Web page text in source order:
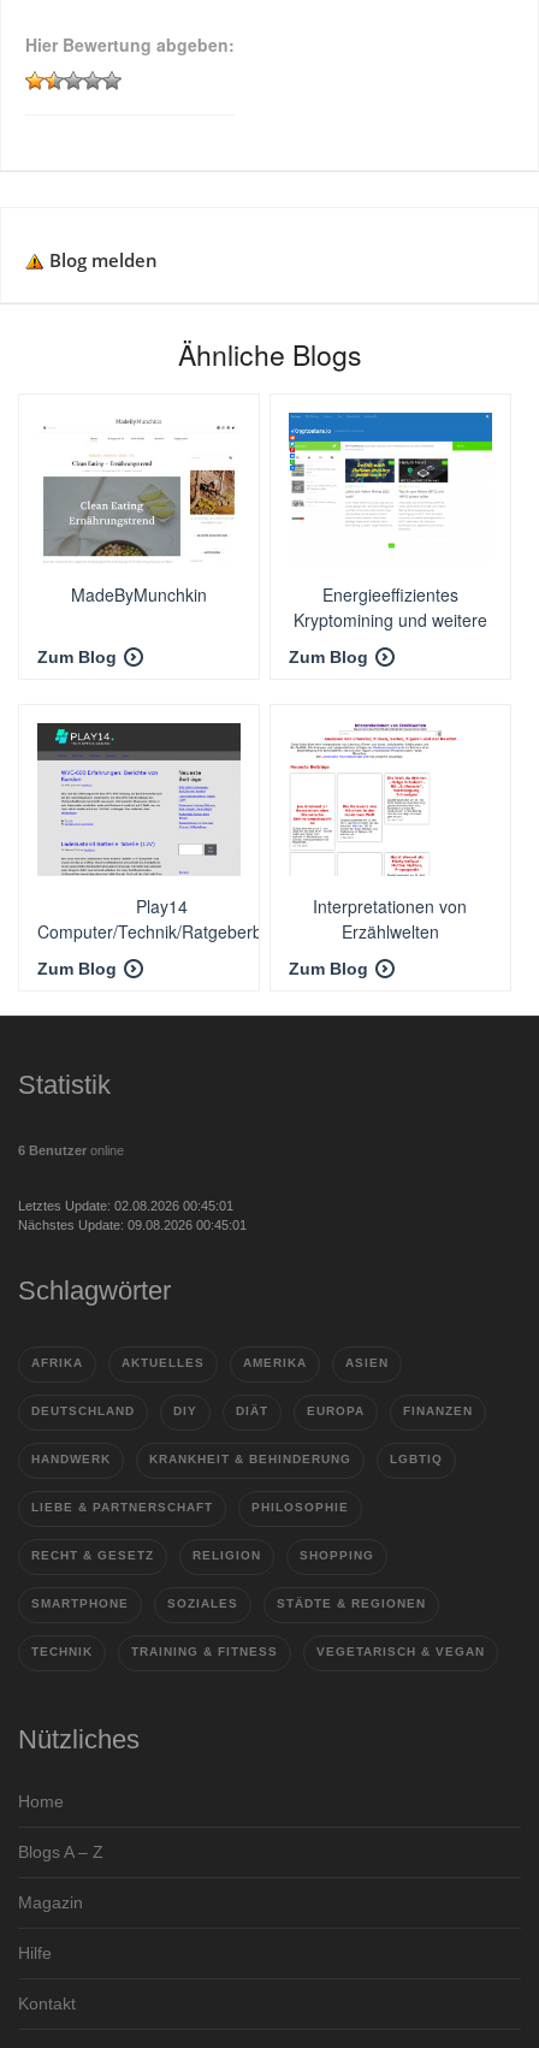
Hier Bewertung abgeben:
Blog melden
Ähnliche Blogs
MadeByMunchkin
Zum Blog
Energieeffizientes
Kryptomining und weitere
Krypto-Projekte
Zum Blog
Play14
Computer/Technik/Ratgeberblog
Zum Blog
Interpretationen von
Erzählwelten
Zum Blog
Statistik
6 Benutzer online
Letztes Update: 02.08.2026 00:45:01
Nächstes Update: 09.08.2026 00:45:01
Schlagwörter
AFRIKA AKTUELLES AMERIKA ASIEN
DEUTSCHLAND DIY DIÄT EUROPA FINANZEN
HANDWERK KRANKHEIT & BEHINDERUNG LGBTIQ
LIEBE & PARTNERSCHAFT PHILOSOPHIE
RECHT & GESETZ RELIGION SHOPPING
SMARTPHONE SOZIALES STÄDTE & REGIONEN
TECHNIK TRAINING & FITNESS VEGETARISCH & VEGAN
Nützliches
Home
Blogs A – Z
Magazin
Hilfe
Kontakt